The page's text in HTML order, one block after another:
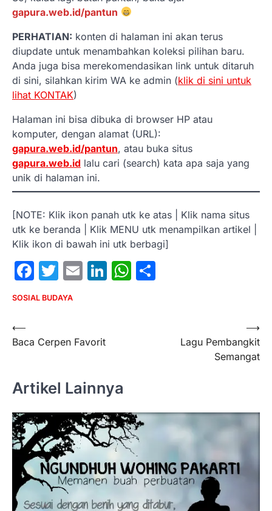
gapura.web.id/pantun
PERHATIAN: konten di halaman ini akan terus
diupdate untuk menambahkan koleksi pilihan baru.
Anda juga bisa merekomendasikan link untuk ditaruh
di sini, silahkan kirim WA ke admin (klik di sini untuk
lihat KONTAK)
Halaman ini bisa dibuka di browser HP atau
komputer, dengan alamat (URL):
gapura.web.id/pantun, atau buka situs
gapura.web.id lalu cari (search) kata apa saja yang
unik di halaman ini.
[NOTE: Klik ikon panah utk ke atas | Klik nama situs
utk ke beranda | Klik MENU utk menampilkan artikel |
Klik ikon di bawah ini utk berbagi]
Facebook
Twitter
EmailLinkedIn
WhatsApp
SOSIAL BUDAYA
Post
navigation
⟵
Baca Cerpen Favorit
Lagu Pembangkit
Semangat
⟶
Artikel Lainnya